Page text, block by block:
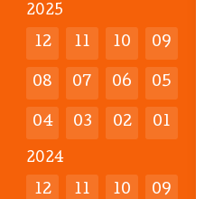
2025
12 11 10 09
08 07 06 05
04 03 02 01
2024
12 11 10 09